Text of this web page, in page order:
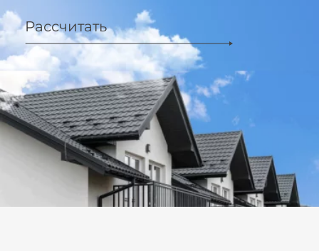
Рассчитать